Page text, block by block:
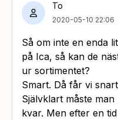
To
2020-05-10 22:06
Så om inte en enda
på Ica, så kan de
ur sortimentet?
Smart. Då får vi
Självklart måste
kvar. Men efter en